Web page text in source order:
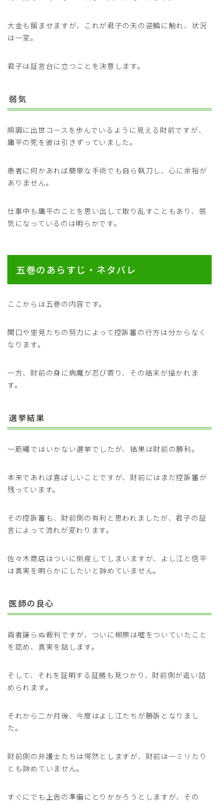
大金も掴ませますが、これが君子の夫の逆鱗に触れ、状況
は一変。
君子は証言台に立つことを決意します。
弱気
順調に出世コースを歩んでいるように見える財前ですが、
庸平の死を彼は引きずっていました。
患者に何かあれば簡単な手術でも自ら執刀し、心に余裕が
ありません。
仕事中も庸平のことを思い出して取り乱すこともあり、弱
気になっているのは明らかです。
五巻のあらすじ・ネタバレ
ここからは五巻の内容です。
関口や里見たちの努力によって控訴審の行方は分からなく
なります。
一方、財前の身に病魔が忍び寄り、その結末が描かれま
す。
選挙結果
一筋縄ではいかない選挙でしたが、結果は財前の勝利。
本来であれば喜ばしいことですが、財前にはまだ控訴審が
残っています。
その控訴審も、財前側の有利と思われましたが、君子の証
言によって流れが変わります。
佐々木商店はついに倒産してしまいますが、よし江と信平
は真実を明らかにしたいと諦めていません。
医師の良心
両者譲らぬ裁判ですが、ついに柳原は嘘をついていたこと
を認め、真実を話します。
そして、それを証明する証拠も見つかり、財前側が追い詰
められます。
それから二か月後、今度はよし江たちが勝訴となりまし
た。
財前側の弁護士たちは愕然としますが、財前は一ミリたり
とも諦めていません。
すぐにでも上告の準備にとりかかろうとしますが、その